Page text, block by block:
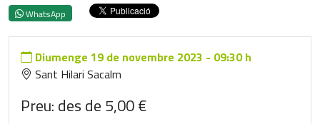
WhatsApp
Diumenge 19 de novembre 2023 - 09:30 h
Sant Hilari Sacalm
Preu: des de 5,00 €